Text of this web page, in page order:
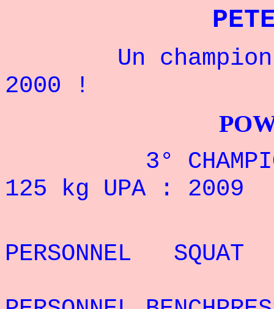
Un champion
2000 !
3°
125 kg UPA : 2009
PERSONNEL